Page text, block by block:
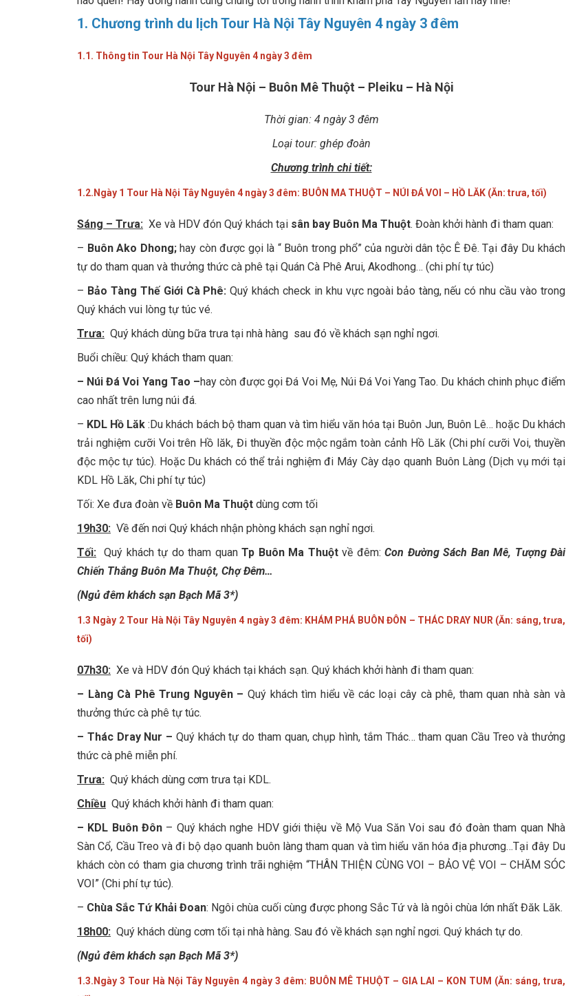
1. Chương trình du lịch Tour Hà Nội Tây Nguyên 4 ngày 3 đêm
1.1. Thông tin Tour Hà Nội Tây Nguyên 4 ngày 3 đêm
Tour Hà Nội – Buôn Mê Thuột – Pleiku – Hà Nội
Thời gian: 4 ngày 3 đêm
Loại tour: ghép đoàn
Chương trình chi tiết:
1.2.Ngày 1 Tour Hà Nội Tây Nguyên 4 ngày 3 đêm: BUÔN MA THUỘT – NÚI ĐÁ VOI – HỒ LĂK (Ăn: trưa, tối)
Sáng – Trưa: Xe và HDV đón Quý khách tại sân bay Buôn Ma Thuột. Đoàn khởi hành đi tham quan:
– Buôn Ako Dhong;hay còn được gọi là “ Buôn trong phổ” của người dân tộc Ê Đê. Tại đây Du khách
tự do tham quan và thưởng thức cà phê tại Quán Cà Phê Arui, Akodhong… (chi phí tự túc)
– Bảo Tàng Thế Giới Cà Phê: Quý khách check in khu vực ngoài bảo tàng, nếu có nhu cầu vào trong
Quý khách vui lòng tự túc vé.
Trưa: Quý khách dùng bữa trưa tại nhà hàng sau đó về khách sạn nghỉ ngơi.
Buổi chiều: Quý khách tham quan:
– Núi Đá Voi Yang Tao –hay còn được gọi Đá Voi Mẹ, Núi Đá Voi Yang Tao. Du khách chinh phục điểm
cao nhất trên lưng núi đá.
– KDL Hồ Lăk :Du khách bách bộ tham quan và tìm hiểu văn hóa tại Buôn Jun, Buôn Lê… hoặc Du khách
trải nghiệm cưỡi Voi trên Hồ lăk, Đi thuyền độc mộc ngắm toàn cảnh Hồ Lăk (Chi phí cưỡi Voi, thuyền
độc mộc tự túc). Hoặc Du khách có thể trải nghiệm đi Máy Cày dạo quanh Buôn Làng (Dịch vụ mới tại
KDL Hồ Lăk, Chi phí tự túc)
Tối: Xe đưa đoàn về Buôn Ma Thuột dùng cơm tối
19h30: Về đến nơi Quý khách nhận phòng khách sạn nghỉ ngơi.
Tối: Quý khách tự do tham quan Tp Buôn Ma Thuộtvề đêm: Con Đường Sách Ban Mê, Tượng Đài
Chiến Thắng Buôn Ma Thuột, Chợ Đêm…
(Ngủ đêm khách sạn Bạch Mã 3*)
1.3 Ngày 2 Tour Hà Nội Tây Nguyên 4 ngày 3 đêm: KHÁM PHÁ BUÔN ĐÔN – THÁC DRAY NUR (Ăn: sáng, trưa,
tối)
07h30: Xe và HDV đón Quý khách tại khách sạn. Quý khách khởi hành đi tham quan:
– Làng Cà Phê Trung Nguyên – Quý khách tìm hiểu về các loại cây cà phê, tham quan nhà sàn và
thưởng thức cà phê tự túc.
– Thác Dray Nur – Quý khách tự do tham quan, chụp hình, tắm Thác… tham quan Cầu Treo và thưởng
thức cà phê miễn phí.
Trưa: Quý khách dùng cơm trưa tại KDL.
Chiều Quý khách khởi hành đi tham quan:
– KDL Buôn Đôn – Quý khách nghe HDV giới thiệu về Mộ Vua Săn Voi sau đó đoàn tham quan Nhà
Sàn Cổ, Cầu Treo và đi bộ dạo quanh buôn làng tham quan và tìm hiểu văn hóa địa phương…Tại đây Du
khách còn có tham gia chương trình trãi nghiệm “THÂN THIỆN CÙNG VOI – BẢO VỆ VOI – CHĂM SÓC
VOI” (Chi phí tự túc).
– Chùa Sắc Tứ Khải Đoan: Ngôi chùa cuối cùng được phong Sắc Tứ và là ngôi chùa lớn nhất Đăk Lăk.
18h00: Quý khách dùng cơm tối tại nhà hàng. Sau đó về khách sạn nghỉ ngơi. Quý khách tự do.
(Ngủ đêm khách sạn Bạch Mã 3*)
1.3.Ngày 3 Tour Hà Nội Tây Nguyên 4 ngày 3 đêm: BUÔN MÊ THUỘT – GIA LAI – KON TUM (Ăn: sáng, trưa,